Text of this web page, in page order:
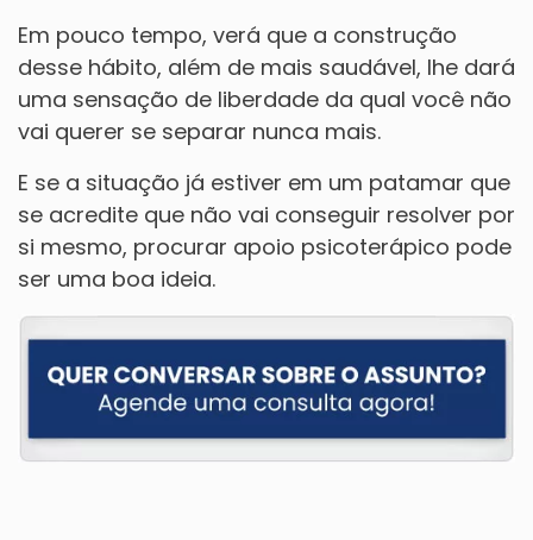
Em pouco tempo, verá que a construção
desse hábito, além de mais saudável, lhe dará
uma sensação de liberdade da qual você não
vai querer se separar nunca mais.
E se a situação já estiver em um patamar que
se acredite que não vai conseguir resolver por
si mesmo, procurar apoio psicoterápico pode
ser uma boa ideia.